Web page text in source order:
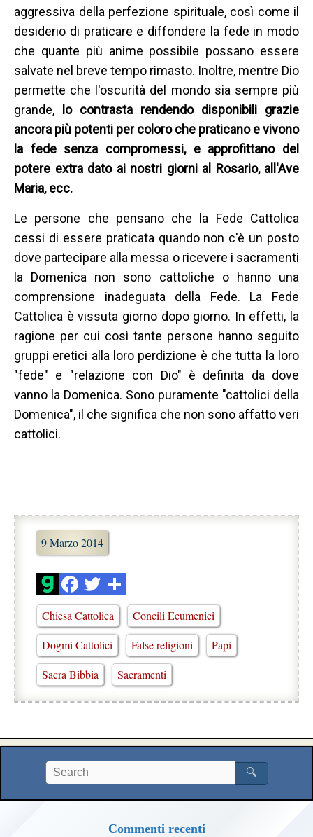
aggressiva della perfezione spirituale, così come il
desiderio di praticare e diffondere la fede in modo
che quante più anime possibile possano essere
salvate nel breve tempo rimasto. Inoltre, mentre Dio
permette che l'oscurità del mondo sia sempre più
grande, lo contrasta rendendo disponibili grazie
ancora più potenti per coloro che praticano e vivono
la fede senza compromessi, e approfittano del
potere extra dato ai nostri giorni al Rosario, all'Ave
Maria, ecc.
Le persone che pensano che la Fede Cattolica
cessi di essere praticata quando non c'è un posto
dove partecipare alla messa o ricevere i sacramenti
la Domenica non sono cattoliche o hanno una
comprensione inadeguata della Fede. La Fede
Cattolica è vissuta giorno dopo giorno. In effetti, la
ragione per cui così tante persone hanno seguito
gruppi eretici alla loro perdizione è che tutta la loro
"fede" e "relazione con Dio" è definita da dove
vanno la Domenica. Sono puramente "cattolici della
Domenica", il che significa che non sono affatto veri
cattolici.
9 Marzo 2014
Chiesa Cattolica
Concili Ecumenici
Dogmi Cattolici
False religioni
Papi
Sacra Bibbia
Sacramenti
🔍
Commenti recenti